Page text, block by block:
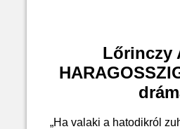
Lőrinczy
„Ha valaki a hatodikról